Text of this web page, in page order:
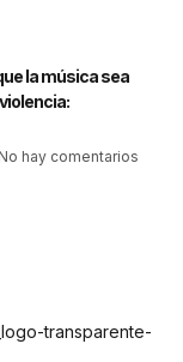
la música sea
No hay comentarios